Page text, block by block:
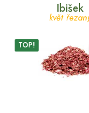
Ibišek
květ
TOP!